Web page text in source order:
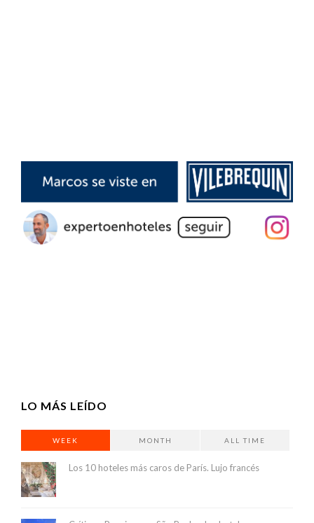
LO MÁS LEÍDO
WEEK MONTH ALL TIME
Los 10 hoteles más caros de París. Lujo francés